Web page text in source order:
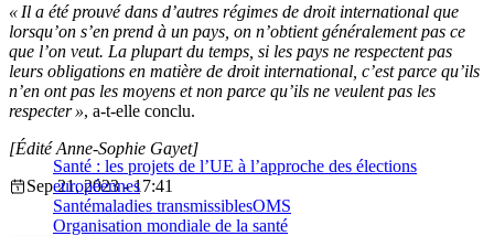
« Il a été prouvé dans d’autres régimes de droit international que
lorsqu’on s’en prend à un pays, on n’obtient généralement pas ce
que l’on veut. La plupart du temps, si les pays ne respectent pas
leurs obligations en matière de droit international, c’est parce qu’ils
n’en ont pas les moyens et non parce qu’ils ne veulent pas les
respecter », a-t-elle conclu.
Santé : les projets de l’UE à l’approche des élections
européennes
[Édité Anne-Sophie Gayet]
Sep 21, 2023 - 17:41
Santémaladies transmissiblesOMS
Organisation mondiale de la santé